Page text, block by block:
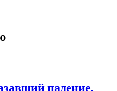
падение,